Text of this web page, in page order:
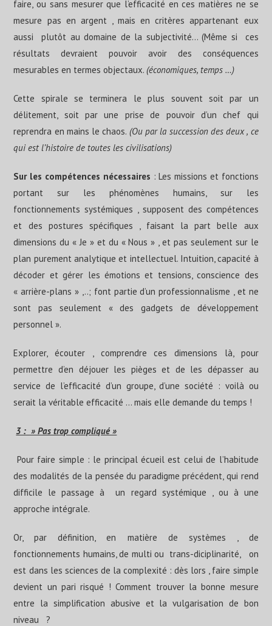
faire, ou sans mesurer que l’efficacité en ces matières ne se
mesure pas en argent , mais en critères appartenant eux
aussi plutôt au domaine de la subjectivité… (Même si ces
résultats devraient pouvoir avoir des conséquences
mesurables en termes objectaux.(économiques, temps …)
Cette spirale se terminera le plus souvent soit par un
délitement, soit par une prise de pouvoir d’un chef qui
reprendra en mains le chaos. (Ou par la succession des deux , ce
qui est l’histoire de toutes les civilisations)
Sur les compétences nécessaires : Les missions et fonctions
portant sur les phénomènes humains, sur les
fonctionnements systémiques , supposent des compétences
et des postures spécifiques , faisant la part belle aux
dimensions du « Je » et du « Nous » , et pas seulement sur le
plan purement analytique et intellectuel. Intuition, capacité à
décoder et gérer les émotions et tensions, conscience des
« arrière-plans » ,..; font partie d’un professionnalisme , et ne
sont pas seulement « des gadgets de développement
personnel ».
Explorer, écouter , comprendre ces dimensions là, pour
permettre d’en déjouer les pièges et de les dépasser au
service de l’efficacité d’un groupe, d’une société : voilà ou
serait la véritable efficacité … mais elle demande du temps !
3 : » Pas trop compliqué »
Pour faire simple : le principal écueil est celui de l’habitude
des modalités de la pensée du paradigme précédent, qui rend
difficile le passage à un regard systémique , ou à une
approche intégrale.
Or, par définition, en matière de systèmes , de
fonctionnements humains, de multi ou trans-diciplinarité, on
est dans les sciences de la complexité : dès lors , faire simple
devient un pari risqué ! Comment trouver la bonne mesure
entre la simplification abusive et la vulgarisation de bon
niveau ?